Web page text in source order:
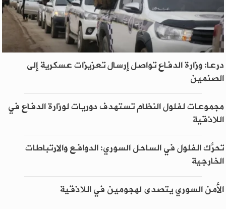
درعا: وزارة الدفاع تواصل إرسال تعزيزات عسكرية إلى
الصنمين
مجموعات لفلول النظام تستهدف دوريات لوزارة الدفاع في
اللاذقية
تحرُّك الفلول في الساحل السوري: الدوافع والارتباطات
الخارجية
الأمن السوري يتصدى لهجومين في اللاذقية